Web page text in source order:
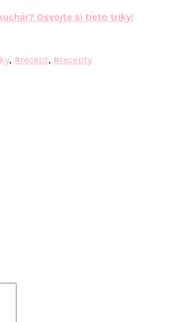
Osvojte si tieto triky!
, #recept, #recepty